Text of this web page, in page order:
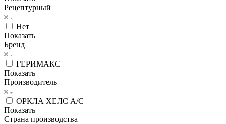
Рецептурный
Нет
Показать
Бренд
ГЕРИМАКС
Показать
Производитель
ОРКЛА ХЕЛС А/С
Показать
Страна производства